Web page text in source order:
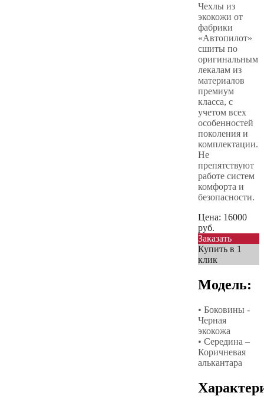
Чехлы из
экокожи от
фабрики
«Автопилот»
сшиты по
оригинальным
лекалам из
материалов
премиум
класса, с
учетом всех
особенностей
поколения и
комплектации.
Не
препятствуют
работе систем
комфорта и
безопасности.
Цена: 16000
руб.
Заказать
Купить в 1
клик
Модель:
• Боковины -
Черная
экокожа
• Середина –
Коричневая
алькантара